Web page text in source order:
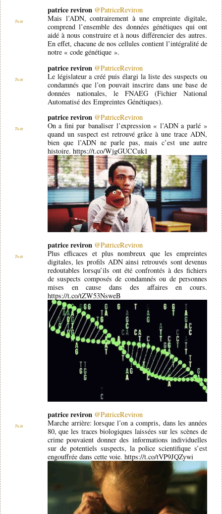
Twitt
patrice reviron @PatriceReviron
Mais l’ADN, contrairement à une empreinte digitale,
comprend l’ensemble des données génétiques qui ont
aidé à nous construire et à nous différencier des autres.
En effet, chacune de nos cellules contient l’intégralité de
notre « code génétique ».
Twitt
patrice reviron @PatriceReviron
Le législateur a créé puis élargi la liste des suspects ou
condamnés que l’on pouvait inscrire dans une base de
données nationales, le FNAEG (Fichier National
Automatisé des Empreintes Génétiques).
Twitt
patrice reviron @PatriceReviron
On a fini par banaliser l’expression « l’ADN a parlé »
quand un suspect est retrouvé grâce à une trace ADN,
bien que l’ADN ne parle pas, mais c’est une autre
histoire. https://t.co/WjgGUCCuk1
Twitt
patrice reviron @PatriceReviron
Plus efficaces et plus nombreux que les empreintes
digitales, les profils ADN ainsi retrouvés sont devenus
redoutables lorsqu’ils ont été confrontés à des fichiers
de suspects composés de condamnés ou de personnes
mises en cause dans des affaires en cours.
https://t.co/tZW53NsweB
Twitt
patrice reviron @PatriceReviron
Marche arrière: lorsque l’on a compris, dans les années
80, que les traces biologiques laissées sur les scènes de
crime pouvaient donner des informations individuelles
sur de potentiels suspects, la police scientifique s’est
engouffrée dans cette voie. https://t.co/tVP9JQZywi